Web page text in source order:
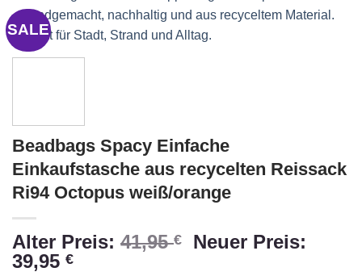
SALE
Beadbags Spacy Einfache
Einkaufstasche aus recycelten Reissack
Ri94 Octopus weiß/orange
Alter Preis: 41,95€
Ursprünglicher
Neuer Preis:
39,95 €Aktueller